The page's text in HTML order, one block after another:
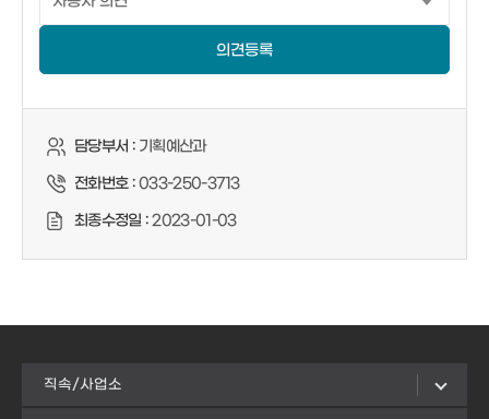
의견등록
담당부서 :기획예산과
전화번호 :033-250-3713
최종수정일 :2023-01-03
직속/사업소